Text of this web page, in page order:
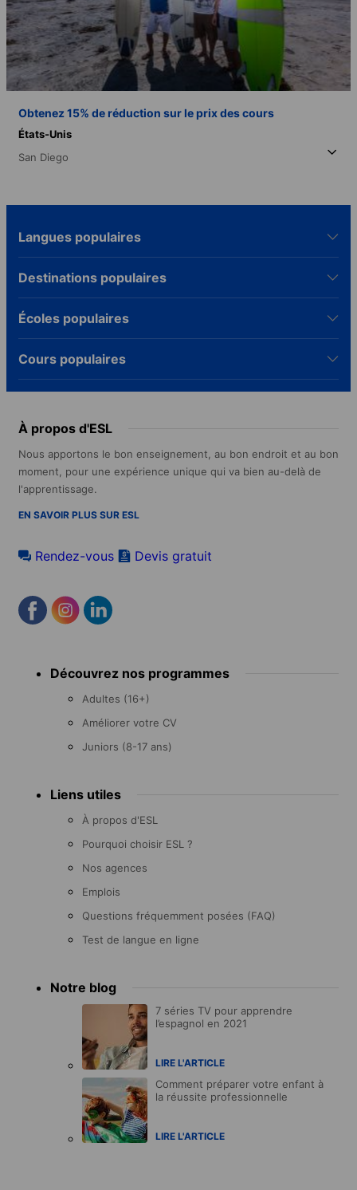
Obtenez 15% de réduction sur le prix des cours
États-Unis
San Diego
Langues populaires
Destinations populaires
Écoles populaires
Cours populaires
À propos d'ESL
Nous apportons le bon enseignement, au bon endroit et au bon
moment, pour une expérience unique qui va bien au-delà de
l'apprentissage.
EN SAVOIR PLUS SUR ESL
Rendez-vous Devis gratuit
menu Découvrez nos programmes
Adultes (16+)
Améliorer votre CV
Juniors (8-17 ans)
Liens utiles
À propos d'ESL
Pourquoi choisir ESL ?
Nos agences
Emplois
Questions fréquemment posées (FAQ)
Test de langue en ligne
Notre blog
7 séries TV pour apprendre
l’espagnol en 2021
LIRE L'ARTICLE
Comment préparer votre enfant à
la réussite professionnelle
LIRE L'ARTICLE